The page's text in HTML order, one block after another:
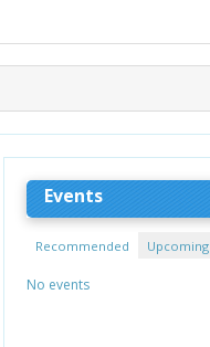
Events
Recommended Upcoming
No events